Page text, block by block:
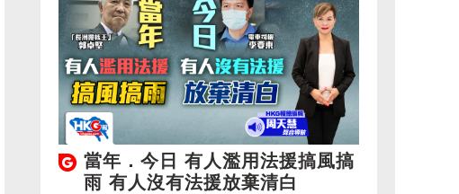
當年．今日 有人濫用法援搞風搞
雨 有人沒有法援放棄清白